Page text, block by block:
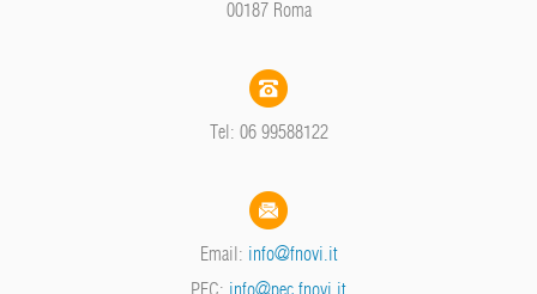
00187 Roma
Tel: 06 99588122
Email: info@fnovi.it